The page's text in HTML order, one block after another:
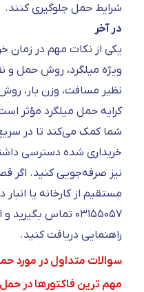
شرایط حمل جلوگیری کنند.
در آخر
یکی از نکات مهم در زمان
ویژه میلگرد، روش حمل
نظیر مسافت، وزن بار،
کرایه حمل میلگرد مؤثر
شما کمک می‌کند تا در
خریداری شده دسترسی
نیز صرفه‌جویی کنید. اگر
مستقیم از کارخانه یا انبار
۰۳۱۵۵۰۵۷ تماس
راهنمایی دریافت کنید.
سوالات متداول در مورد
مهم ترین فاکتورها در